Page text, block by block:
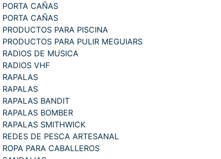
PORTA CAÑAS
PORTA CAÑAS
PRODUCTOS PARA PISCINA
PRODUCTOS PARA PULIR MEGUIARS
RADIOS DE MUSICA
RADIOS VHF
RAPALAS
RAPALAS
RAPALAS BANDIT
RAPALAS BOMBER
RAPALAS SMITHWICK
REDES DE PESCA ARTESANAL
ROPA PARA CABALLEROS